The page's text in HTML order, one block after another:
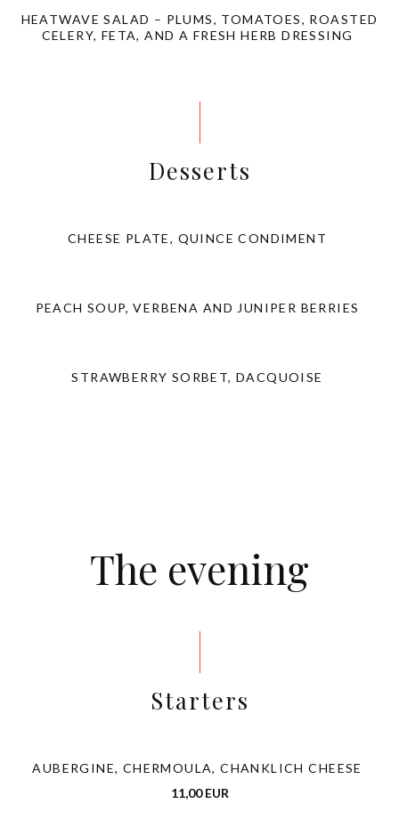
HEATWAVE SALAD – PLUMS, TOMATOES, ROASTED
CELERY, FETA, AND A FRESH HERB DRESSING
Desserts
CHEESE PLATE, QUINCE CONDIMENT
PEACH SOUP, VERBENA AND JUNIPER BERRIES
STRAWBERRY SORBET, DACQUOISE
The evening
Starters
AUBERGINE, CHERMOULA, CHANKLICH CHEESE
11,00 EUR